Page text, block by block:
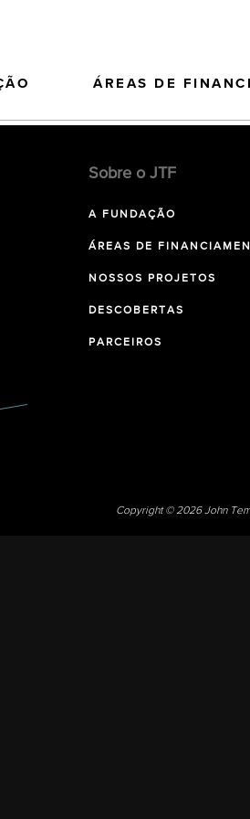
ÁREAS DE
Sobre o JTF
A FUNDAÇÃO
ÁREAS DE
NOSSOS PROJETOS
DESCOBERTAS
PARCEIROS
Copyright © 2026 John